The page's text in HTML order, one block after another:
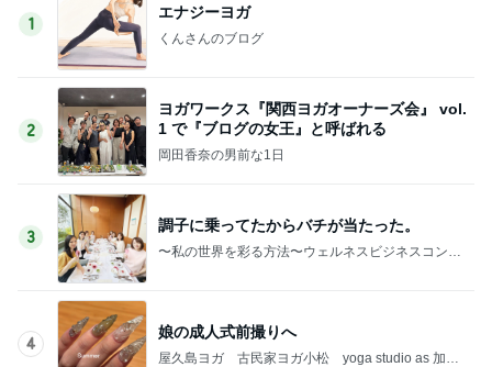
1
エナジーヨガ
くんさんのブログ
2
ヨガワークス『関西ヨガオーナーズ会』 vol.
1 で『ブログの女王』と呼ばれる
岡田香奈の男前な1日
3
調子に乗ってたからバチが当たった。
〜私の世界を彩る方法〜ウェルネスビジネスコンサ
4
娘の成人式前撮りへ
屋久島ヨガ 古民家ヨガ小松 yoga studio as 加賀